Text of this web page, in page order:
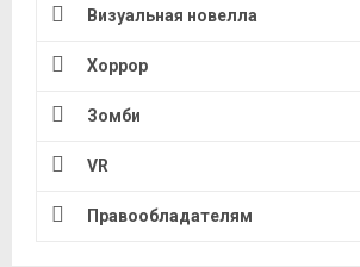
Визуальная новелла
Хоррор
Зомби
VR
Правообладателям